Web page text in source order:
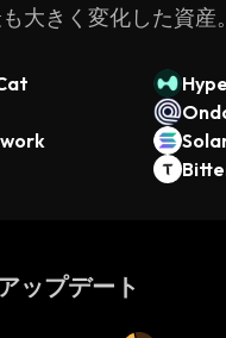
大きく変化した資産。
ップデート